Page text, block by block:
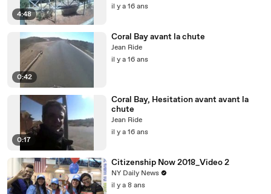
4:48
il y a 16 ans
0:42
Coral Bay avant la chute
Jean Ride
il y a 16 ans
0:17
Coral Bay, Hesitation avant avant la
chute
Jean Ride
il y a 16 ans
Citizenship Now 2018_Video 2
NY Daily News
il y a 8 ans